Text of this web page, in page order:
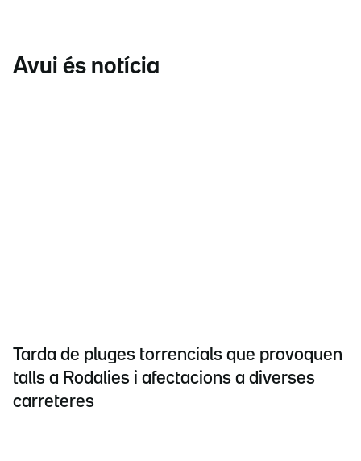
Avui és notícia
Tarda de pluges torrencials que provoquen
talls a Rodalies i afectacions a diverses
carreteres